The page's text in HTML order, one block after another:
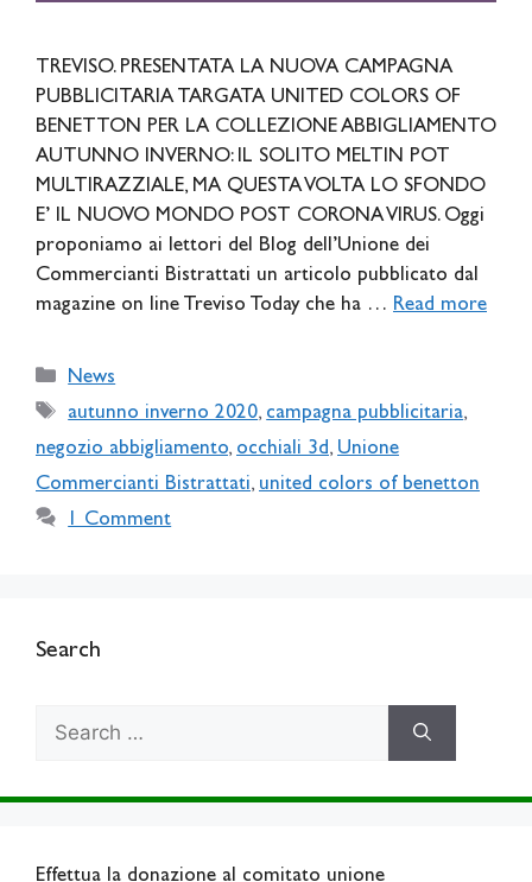
TREVISO. PRESENTATA LA NUOVA CAMPAGNA
PUBBLICITARIA TARGATA UNITED COLORS OF
BENETTON PER LA COLLEZIONE ABBIGLIAMENTO
AUTUNNO INVERNO: IL SOLITO MELTIN POT
MULTIRAZZIALE, MA QUESTA VOLTA LO SFONDO
E’ IL NUOVO MONDO POST CORONA VIRUS. Oggi
proponiamo ai lettori del Blog dell’Unione dei
Commercianti Bistrattati un articolo pubblicato dal
magazine on line Treviso Today che ha … Read more
Categories
News
Tags
autunno inverno 2020, campagna pubblicitaria,
negozio abbigliamento, occhiali 3d, Unione
Commercianti Bistrattati, united colors of benetton
1 Comment
Search
Effettua la donazione al comitato unione